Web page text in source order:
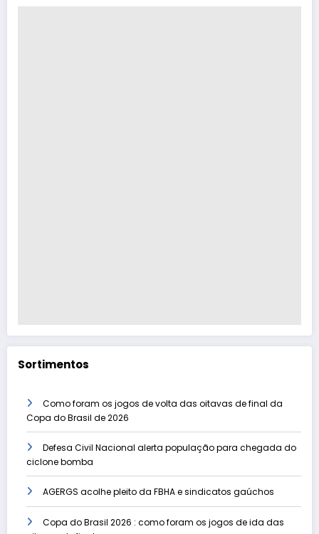
Sortimentos
Como foram os jogos de volta das oitavas de final da
Copa do Brasil de 2026
Defesa Civil Nacional alerta população para chegada do
ciclone bomba
AGERGS acolhe pleito da FBHA e sindicatos gaúchos
Copa do Brasil 2026 : como foram os jogos de ida das